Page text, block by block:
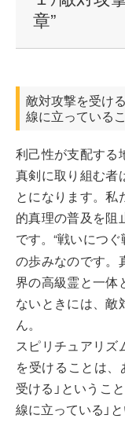
章”
敵対攻撃を受け
線に立っている
利己性が支配する
真剣に取り組む者
とになります。私
的真理の普及を阻
です。“戦いにつぐ
の歩みなのです。
界の高級霊と一体
ないときには、敵
ん。
スピリチュアリズ
を受けることは、
受ける」というこ
線に立っている」